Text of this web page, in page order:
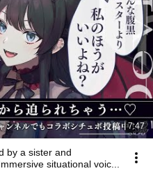
7:47
by a sister and
situational voic...